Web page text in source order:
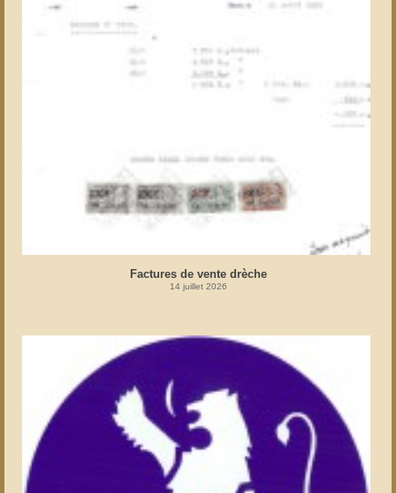
Factures de vente drèche
14 juillet 2026